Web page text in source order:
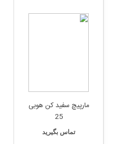
مارپیچ سفید کن هوبی
25
تماس بگیرید